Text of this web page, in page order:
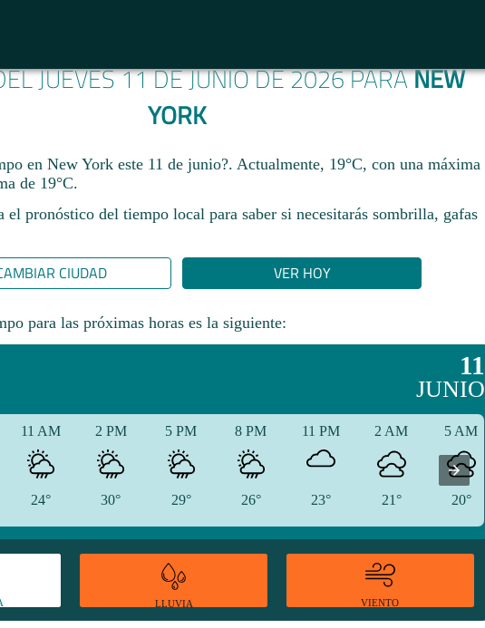
JUEVES 11 DE JUNIO DE 2026 PARANEW
YORK
en New York este 11 de junio?. Actualmente, 19°C, con una máxima
de 19°C.
el pronóstico del tiempo local para saber si necesitarás sombrilla, gafas
CIUDAD VER HOY
para las próximas horas es la siguiente:
11
JUNIO
11 AM
24°
2 PM
30°
5 PM
29°
8 PM
26°
11 PM
23°
2 AM
21°
5 AM
20°
LLUVIA VIENTO